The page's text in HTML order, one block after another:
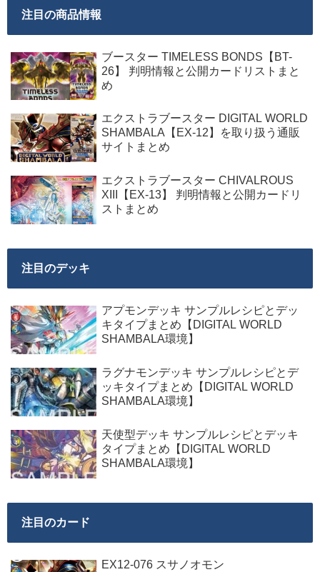
注目の商品情報
ブースター TIMELESS BONDS【BT-
26】 判明情報と公開カードリストまと
め
エクストラブースター DIGITAL WORLD
SHAMBALA【EX-12】を取り扱う通販
サイトまとめ
エクストラブースター CHIVALROUS
XIII【EX-13】 判明情報と公開カードリ
ストまとめ
注目のデッキ
アプモンデッキ サンプルレシピとデッ
キタイプまとめ【DIGITAL WORLD
SHAMBALA環境】
ラグナモンデッキ サンプルレシピとデ
ッキタイプまとめ【DIGITAL WORLD
SHAMBALA環境】
天使型デッキ サンプルレシピとデッキ
タイプまとめ【DIGITAL WORLD
SHAMBALA環境】
注目のカード
EX12-076 スサノオモン